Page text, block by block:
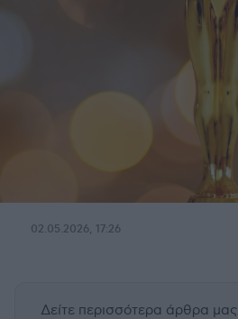
02.05.2026, 17:26
Δείτε περισσότερα άρθρα μας